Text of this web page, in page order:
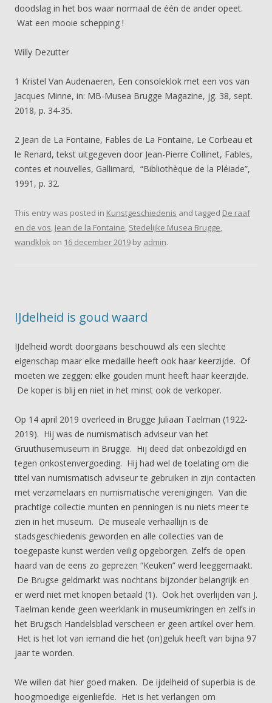
doodslag in het bos waar normaal de één de ander opeet.
Wat een mooie schepping !
Willy Dezutter
1 Kristel Van Audenaeren, Een consoleklok met een vos van
Jacques Minne, in: MB-Musea Brugge Magazine, jg. 38, sept.
2018, p. 34-35.
2 Jean de La Fontaine, Fables de La Fontaine, Le Corbeau et
le Renard, tekst uitgegeven door Jean-Pierre Collinet, Fables,
contes et nouvelles, Gallimard, “Bibliothèque de la Pléiade”,
1991, p. 32.
This entry was posted in Kunstgeschiedenis and tagged De raaf
en de vos, Jean de la Fontaine, Stedelijke Musea Brugge,
wandklok on 16 december 2019 by admin.
IJdelheid is goud waard
IJdelheid wordt doorgaans beschouwd als een slechte
eigenschap maar elke medaille heeft ook haar keerzijde. Of
moeten we zeggen: elke gouden munt heeft haar keerzijde.
De koper is blij en niet in het minst ook de verkoper.
Op 14 april 2019 overleed in Brugge Juliaan Taelman (1922-
2019). Hij was de numismatisch adviseur van het
Gruuthusemuseum in Brugge. Hij deed dat onbezoldigd en
tegen onkostenvergoeding. Hij had wel de toelating om die
titel van numismatisch adviseur te gebruiken in zijn contacten
met verzamelaars en numismatische verenigingen. Van die
prachtige collectie munten en penningen is nu niets meer te
zien in het museum. De museale verhaallijn is de
stadsgeschiedenis geworden en alle collecties van de
toegepaste kunst werden veilig opgeborgen. Zelfs de open
haard van de eens zo geprezen “Keuken” werd leeggemaakt.
De Brugse geldmarkt was nochtans bijzonder belangrijk en
er werd niet met knopen betaald (1). Ook het overlijden van J.
Taelman kende geen weerklank in museumkringen en zelfs in
het Brugsch Handelsblad verscheen er geen artikel over hem.
Het is het lot van iemand die het (on)geluk heeft van bijna 97
jaar te worden.
We willen dat hier goed maken. De ijdelheid of superbia is de
hoogmoedige eigenliefde. Het is het verlangen om